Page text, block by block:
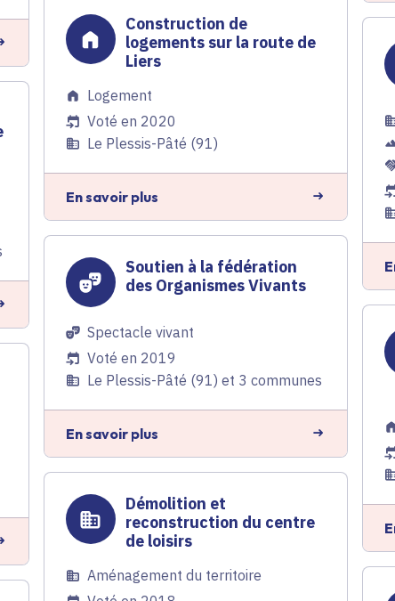
Construction de
logements sur la route de
Liers
Logement
Voté en 2020
Le Plessis-Pâté (91)
En savoir plus
Soutien à la fédération
des Organismes Vivants
Spectacle vivant
Voté en 2019
Le Plessis-Pâté (91) et 3 communes
En savoir plus
Démolition et
reconstruction du centre
de loisirs
Aménagement du territoire